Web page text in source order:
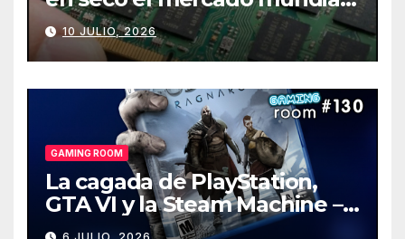
de PCs
10 JULIO, 2026
GAMING ROOM
La cagada de PlayStation,
GTA VI y la Steam Machine –
Gaming Room #130